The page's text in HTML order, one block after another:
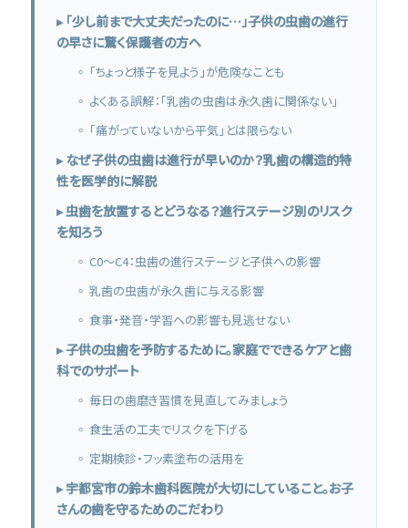
▸ 「少し前まで大丈夫だったのに…」子供の虫歯の進行
の早さに驚く保護者の方へ
◦ 「ちょっと様子を見よう」が危険なことも
◦ よくある誤解：「乳歯の虫歯は永久歯に関係ない」
◦ 「痛がっていないから平気」とは限らない
▸ なぜ子供の虫歯は進行が早いのか？乳歯の構造的特
性を医学的に解説
▸ 虫歯を放置するとどうなる？進行ステージ別のリスク
を知ろう
◦ C0〜C4：虫歯の進行ステージと子供への影響
◦ 乳歯の虫歯が永久歯に与える影響
◦ 食事・発音・学習への影響も見逃せない
▸ 子供の虫歯を予防するために。家庭でできるケアと歯
科でのサポート
◦ 毎日の歯磨き習慣を見直してみましょう
◦ 食生活の工夫でリスクを下げる
◦ 定期検診・フッ素塗布の活用を
▸ 宇都宮市の鈴木歯科医院が大切にしていること。お子
さんの歯を守るためのこだわり